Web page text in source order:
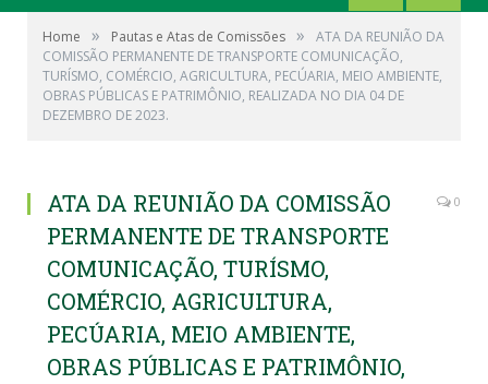
Home » Pautas e Atas de Comissões »
ATA DA REUNIÃO DA
COMISSÃO PERMANENTE DE TRANSPORTE COMUNICAÇÃO,
TURÍSMO, COMÉRCIO, AGRICULTURA, PECÚARIA, MEIO AMBIENTE,
OBRAS PÚBLICAS E PATRIMÔNIO, REALIZADA NO DIA 04 DE
DEZEMBRO DE 2023.
ATA DA REUNIÃO DA COMISSÃO
PERMANENTE DE TRANSPORTE
COMUNICAÇÃO, TURÍSMO,
COMÉRCIO, AGRICULTURA,
PECÚARIA, MEIO AMBIENTE,
OBRAS PÚBLICAS E PATRIMÔNIO,
0